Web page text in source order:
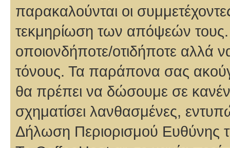
παρακαλούνται οι
τεκμηρίωση των απόψεών τους.
οποιονδήποτε/οτιδήποτε αλλά
τόνους. Τα παράπονα σας
θα πρέπει να δώσουμε σε
σχηματίσει λανθασμένες,
Δήλωση Περιορισμού Ευθύνης